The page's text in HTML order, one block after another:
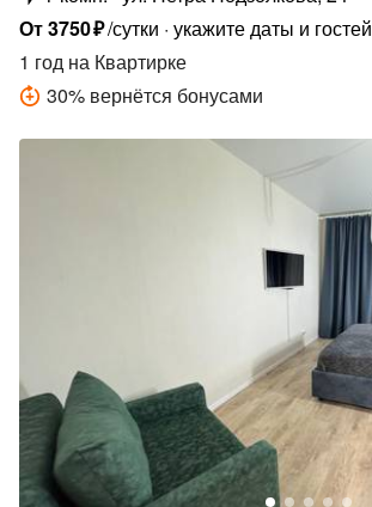
От3750₽/сутки укажите даты и гостей
1 год на Квартирке
30% вернётся бонусами